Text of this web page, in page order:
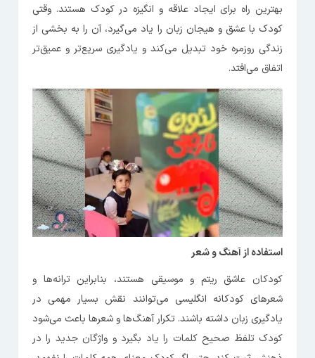
بهترین راه برای ایجاد علاقه و انگیزه در کودک هستند. وقتی
کودک با عشق و هیجان زبان را یاد می‌گیرد، آن را به بخشی از
زندگی روزمره خود تبدیل می‌کند و یادگیری سریع‌تر و عمیق‌تر
اتفاق می‌افتد.
استفاده از آهنگ و شعر
کودکان عاشق ریتم و موسیقی هستند، بنابراین ترانه‌ها و
شعرهای کودکانه انگلیسی می‌توانند نقش بسیار مهمی در
یادگیری زبان داشته باشند. تکرار آهنگ‌ها و شعرها باعث می‌شود
کودک تلفظ صحیح کلمات را یاد بگیرد و واژگان جدید را در